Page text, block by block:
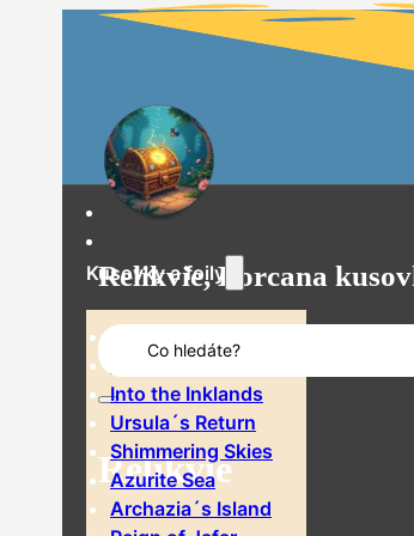
Relikvie, Lorcana
Search
...
Relikvie
Kusovky a foily
Rise of the Floodborn
Into the Inklands
Ursula´s Return
Shimmering Skies
Azurite Sea
Archazia´s Island